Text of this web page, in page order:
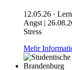
12.05.26 ·
Angst |
Stress
Mehr